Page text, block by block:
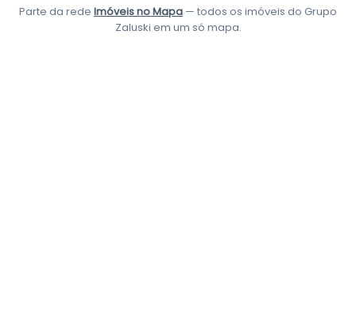
Parte da rede Imóveis no Mapa — todos os imóveis do Grupo
Zaluski em um só mapa.